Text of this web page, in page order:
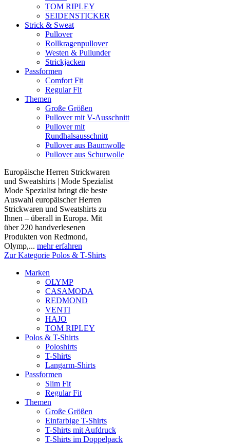
TOM RIPLEY
SEIDENSTICKER
Strick & Sweat
Pullover
Rollkragenpullover
Westen & Pullunder
Strickjacken
Passformen
Comfort Fit
Regular Fit
Themen
Große Größen
Pullover mit V-Ausschnitt
Pullover mit
Rundhalsausschnitt
Pullover aus Baumwolle
Pullover aus Schurwolle
Europäische Herren Strickwaren
und Sweatshirts | Mode Spezialist
Mode Spezialist bringt die beste
Auswahl europäischer Herren
Strickwaren und Sweatshirts zu
Ihnen – überall in Europa. Mit
über 220 handverlesenen
Produkten von Redmond,
Olymp,... mehr erfahren
Zur Kategorie Polos & T-Shirts
Marken
OLYMP
CASAMODA
REDMOND
VENTI
HAJO
TOM RIPLEY
Polos & T-Shirts
Poloshirts
T-Shirts
Langarm-Shirts
Passformen
Slim Fit
Regular Fit
Themen
Große Größen
Einfarbige T-Shirts
T-Shirts mit Aufdruck
T-Shirts im Doppelpack